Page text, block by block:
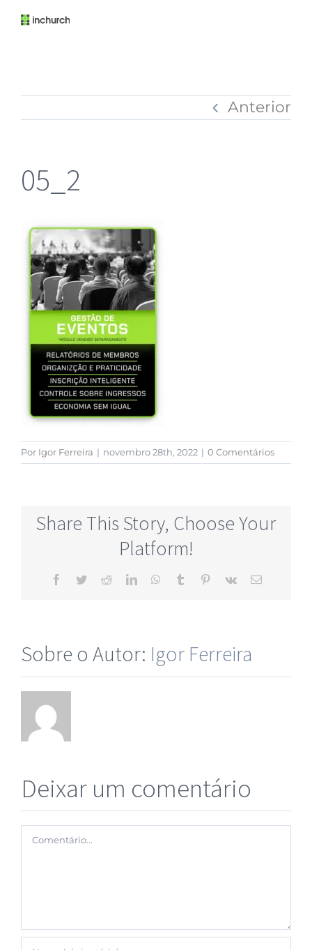
Anterior
05_2
Por Igor Ferreira | novembro 28th, 2022 | 0 Comentários
Share This Story, Choose Your
Platform!
Sobre o Autor: Igor Ferreira
Deixar um comentário